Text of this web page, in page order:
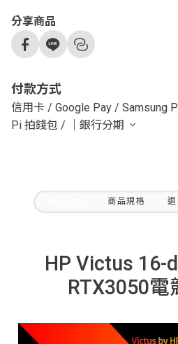
分享商品
付款方式
信用卡 / Google Pay / Samsung
Pi 拍錢包 / ｜銀行分期
商品規格 退
HP Victus 16-
RTX3050